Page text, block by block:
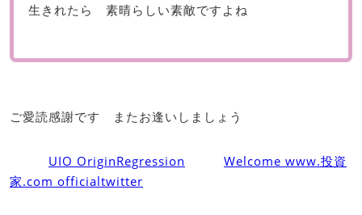
生きれたら 素晴らしい素敵ですよね
ご愛読感謝です またお逢いしましょう
UIO OriginRegression
Welcome www.投資
家.com officialtwitter